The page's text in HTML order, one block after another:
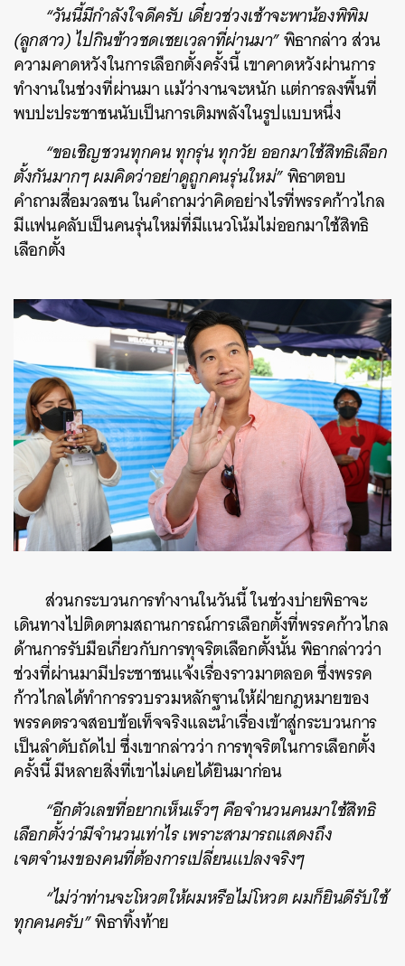
“วันนี้มีกำลังใจดีครับ เดี๋ยวช่วงเช้าจะพาน้องพิพิม
(ลูกสาว) ไปกินข้าวชดเชยเวลาที่ผ่านมา”พิธากล่าว ส่วน
ความคาดหวังในการเลือกตั้งครั้งนี้ เขาคาดหวังผ่านการ
ทำงานในช่วงที่ผ่านมา แม้ว่างานจะหนัก แต่การลงพื้นที่
พบปะประชาชนนับเป็นการเติมพลังในรูปแบบหนึ่ง
“ขอเชิญชวนทุกคน ทุกรุ่น ทุกวัย ออกมาใช้สิทธิเลือก
ตั้งกันมากๆ ผมคิดว่าอย่าดูถูกคนรุ่นใหม่”พิธาตอบ
คำถามสื่อมวลชน ในคำถามว่าคิดอย่างไรที่พรรคก้าวไกล
มีแฟนคลับเป็นคนรุ่นใหม่ที่มีแนวโน้มไม่ออกมาใช้สิทธิ
เลือกตั้ง
ส่วนกระบวนการทำงานในวันนี้ ในช่วงบ่ายพิธาจะ
เดินทางไปติดตามสถานการณ์การเลือกตั้งที่พรรคก้าวไกล
ด้านการรับมือเกี่ยวกับการทุจริตเลือกตั้งนั้น พิธากล่าวว่า
ช่วงที่ผ่านมามีประชาชนแจ้งเรื่องราวมาตลอด ซึ่งพรรค
ก้าวไกลได้ทำการรวบรวมหลักฐานให้ฝ่ายกฎหมายของ
พรรคตรวจสอบข้อเท็จจริงและนำเรื่องเข้าสู่กระบวนการ
เป็นลำดับถัดไป ซึ่งเขากล่าวว่า การทุจริตในการเลือกตั้ง
ครั้งนี้ มีหลายสิ่งที่เขาไม่เคยได้ยินมาก่อน
“อีกตัวเลขที่อยากเห็นเร็วๆ คือจำนวนคนมาใช้สิทธิ
เลือกตั้งว่ามีจำนวนเท่าไร เพราะสามารถแสดงถึง
เจตจำนงของคนที่ต้องการเปลี่ยนแปลงจริงๆ
“ไม่ว่าท่านจะโหวตให้ผมหรือไม่โหวต ผมก็ยินดีรับใช้
ทุกคนครับ”พิธาทิ้งท้าย
ค้นหา
SHARE TWEET LINE EMAIL